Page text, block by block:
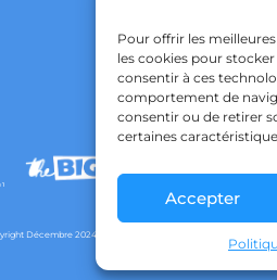
Pour offrir les
les cookies pour
consentir à ces
comportement de
consentir ou de retirer
certaines
Accepter
POLITIQUE DE
POLITIQUE DE
Décembre 2024 – Powered by